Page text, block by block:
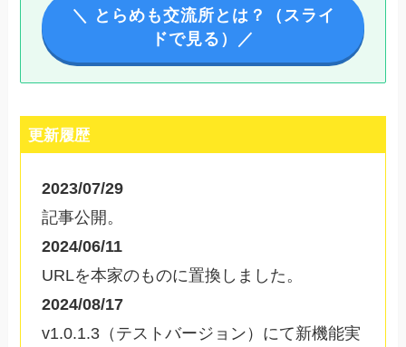
＼ とらめも交流所とは？（スライ
ドで見る）／
更新履歴
2023/07/29
記事公開。
2024/06/11
URLを本家のものに置換しました。
2024/08/17
v1.0.1.3（テストバージョン）にて新機能実